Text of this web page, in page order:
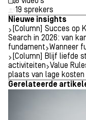
19 sprekers
Nieuwe insights
[Column] Succes op
Search in 2026: van
fundament Wanneer
[Column] Blijf liefde
activiteiten
Value
plaats van lage kosten
Gerelateerde